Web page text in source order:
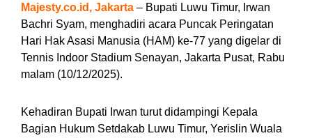
Majesty.co.id, Jakarta – Bupati Luwu Timur, Irwan
Bachri Syam, menghadiri acara Puncak Peringatan
Hari Hak Asasi Manusia (HAM) ke-77 yang digelar di
Tennis Indoor Stadium Senayan, Jakarta Pusat, Rabu
malam (10/12/2025).
Kehadiran Bupati Irwan turut didampingi Kepala
Bagian Hukum Setdakab Luwu Timur, Yerislin Wuala